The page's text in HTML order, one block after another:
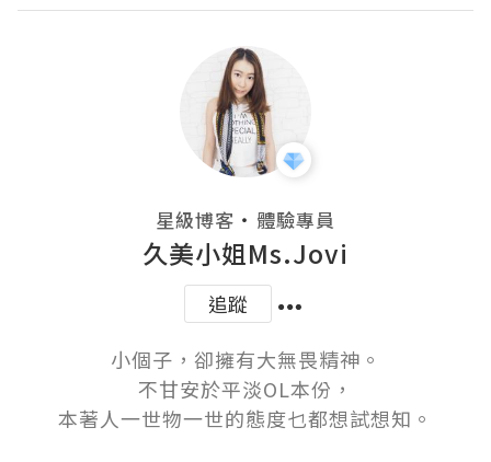
星級博客 ・ 體驗專員
久美小姐Ms.Jovi
追蹤
小個子，卻擁有大無畏精神。
不甘安於平淡OL本份，
本著人一世物一世的態度乜都想試想知。